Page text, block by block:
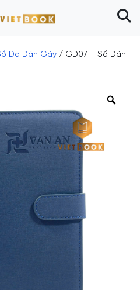
Da Dán Gáy / GD07 – Sổ Dán